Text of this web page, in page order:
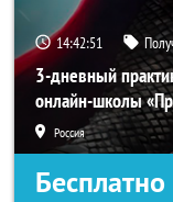
14:42:50
3-дневный
онлайн-школы
Россия
Бесплатно